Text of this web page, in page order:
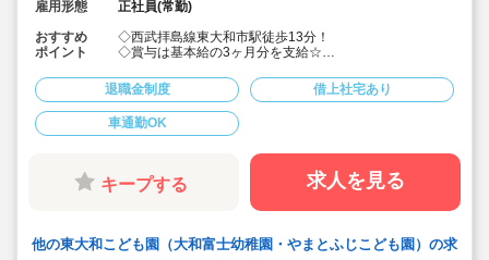
雇用形態
正社員(常勤)
おすすめ
ポイント
◇西武拝島線東大和市駅徒歩13分！
◇賞与は基本給の3ヶ月分を支給☆
◇車通勤可能（駐車場も自己負担5,000円/月で利用可
能）☆
◇月給220,000円～☆
◇学校法人が運営する認定こども園でのお仕事！
退職金制度 借上社宅あり
車通勤OK
キープする 求人を見る
他の東大和こども園（大和富士幼稚園・やまとふじこども園）の求